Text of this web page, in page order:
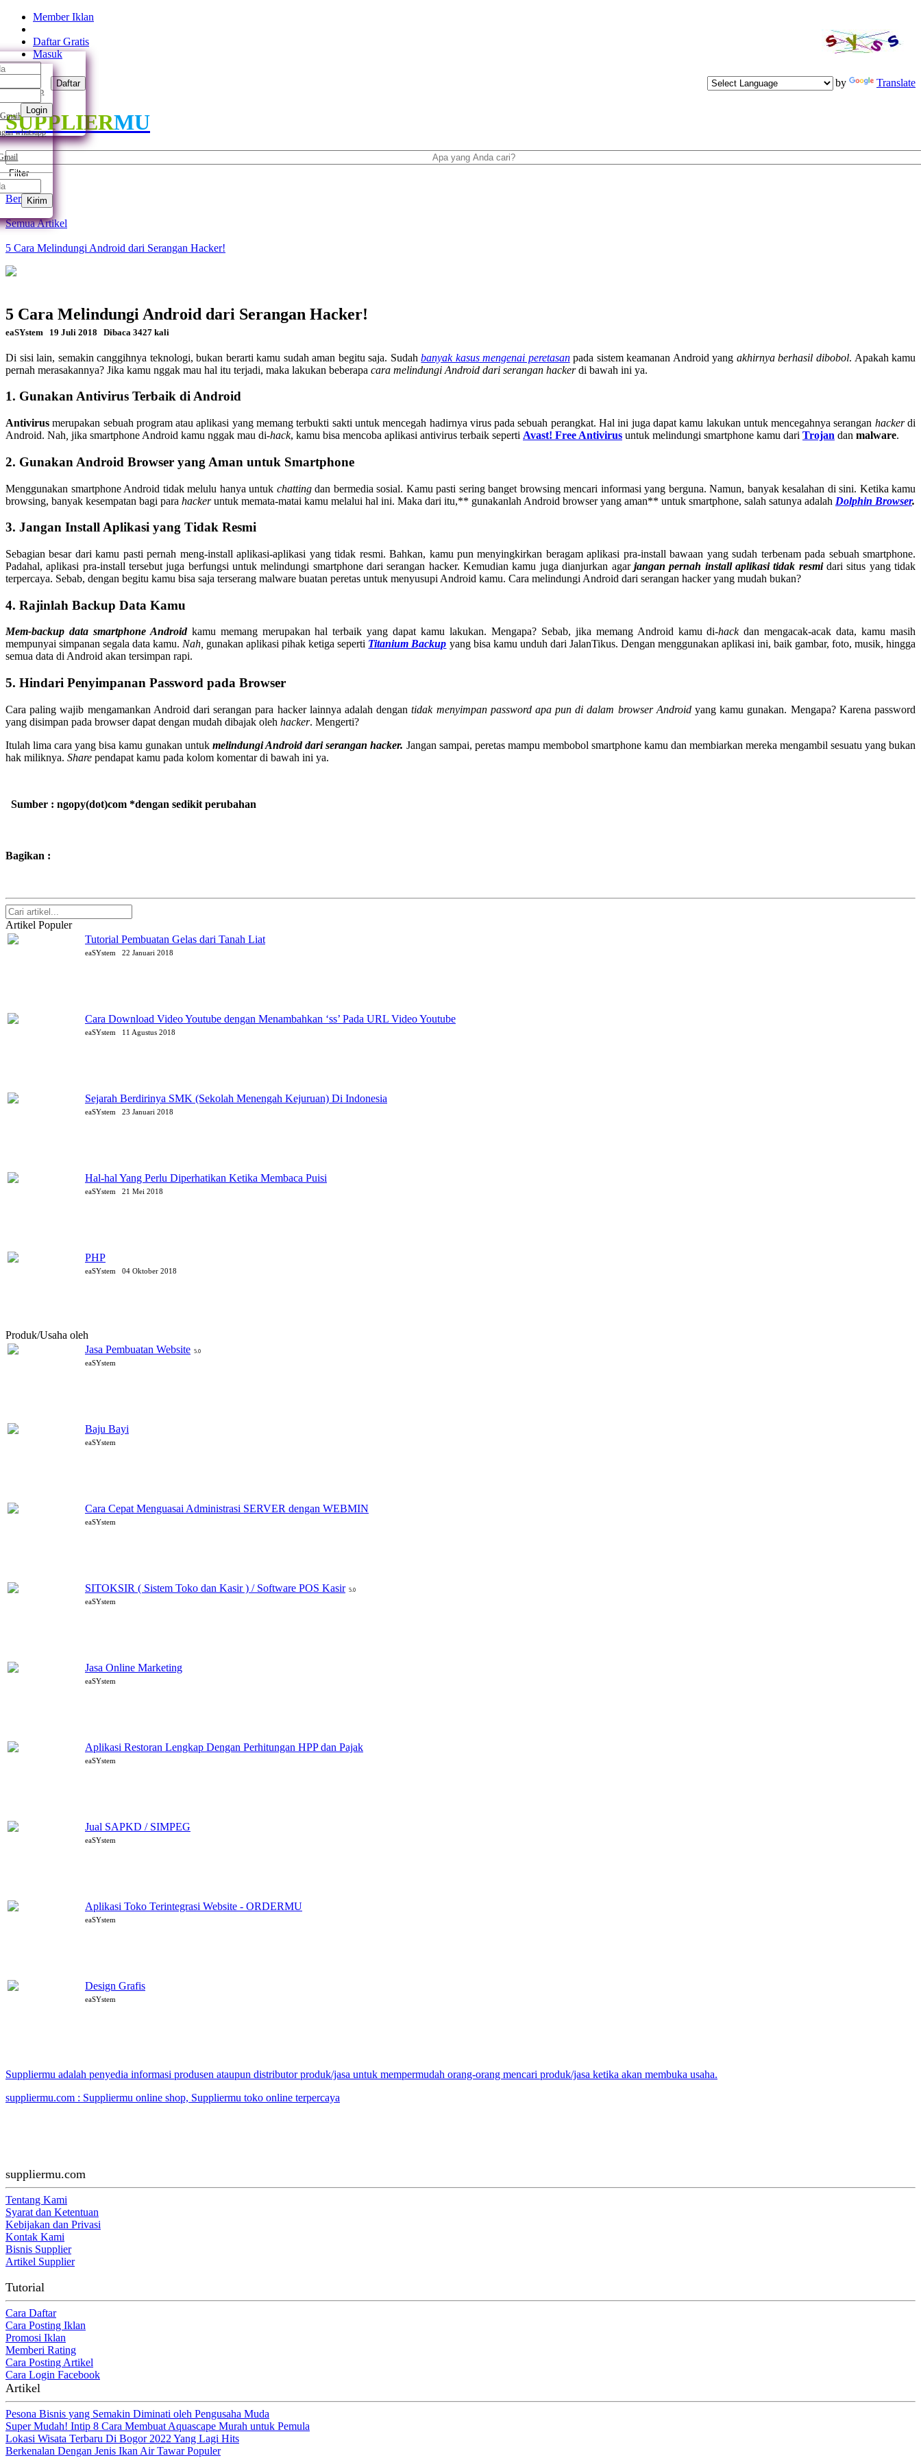
Member Iklan
Daftar Gratis
Daftar
whatsapp
Masuk
Login
whatsapp
Kirim
Powered by Translate
SUPPLIERMU
Filter
Beranda
Semua Artikel
5 Cara Melindungi Android dari Serangan Hacker!
5 Cara Melindungi Android dari Serangan Hacker!
eaSYstem 19 Juli 2018 Dibaca 3427 kali
Di sisi lain, semakin canggihnya teknologi, bukan berarti kamu sudah aman begitu saja. Sudah banyak kasus mengenai peretasan pada sistem keamanan Android yang akhirnya berhasil dibobol. Apakah kamu
pernah merasakannya? Jika kamu nggak mau hal itu terjadi, maka lakukan beberapa cara melindungi Android dari serangan hacker di bawah ini ya.
1. Gunakan Antivirus Terbaik di Android
Antivirus merupakan sebuah program atau aplikasi yang memang terbukti sakti untuk mencegah hadirnya virus pada sebuah perangkat. Hal ini juga dapat kamu lakukan untuk mencegahnya serangan hackerdi
Android. Nah jika smartphone Android kamu nggak mau di-hack, kamu bisa mencoba aplikasi antivirus terbaik seperti Avast! Free Antivirus untuk melindungi smartphone kamu dari Trojan dan malware.
2. Gunakan Android Browser yang Aman untuk Smartphone
Menggunakan smartphone Android tidak melulu hanya untuk chattingdan bermedia sosial. Kamu pasti sering banget browsing mencari informasi yang berguna. Namun, banyak kesalahan di sini. Ketika kamu
browsing, banyak kesempatan bagi para hackeruntuk memata-matai kamu melalui hal ini. Maka dari itu,** gunakanlah Android browser yang aman** untuk smartphone, salah satunya adalah Dolphin Browser.
3. Jangan Install Aplikasi yang Tidak Resmi
Sebagian besar dari kamu pasti pernah meng-install aplikasi-aplikasi yang tidak resmi. Bahkan, kamu pun menyingkirkan beragam aplikasi pra-install bawaan yang sudah terbenam pada sebuah smartphone.
Padahal, aplikasi pra-install tersebut juga berfungsi untuk melindungi smartphone dari serangan hacker. Kemudian kamu juga dianjurkan agar jangan pernah install aplikasi tidak resmi dari situs yang tidak
terpercaya. Sebab, dengan begitu kamu bisa saja terserang malware buatan peretas untuk menyusupi Android kamu. Cara melindungi Android dari serangan hacker yang mudah bukan?
4. Rajinlah Backup Data Kamu
Mem-backup data smartphone Android kamu memang merupakan hal terbaik yang dapat kamu lakukan. Mengapa? Sebab, jika memang Android kamu di-hackdan mengacak-acak data, kamu masih
mempunyai simpanan segala data kamu.Nah, gunakan aplikasi pihak ketiga seperti Titanium Backup yang bisa kamu unduh dari JalanTikus. Dengan menggunakan aplikasi ini, baik gambar, foto, musik, hingga
semua data di Android akan tersimpan rapi.
5. Hindari Penyimpanan Password pada Browser
Cara paling wajib mengamankan Android dari serangan para hacker lainnya adalah dengantidak menyimpan password apa pun di dalam browser Androidyang kamu gunakan. Mengapa? Karena password
yang disimpan pada browser dapat dengan mudah dibajak oleh hacker. Mengerti?
Itulah lima cara yang bisa kamu gunakan untuk melindungi Android dari serangan hacker. Jangan sampai, peretas mampu membobol smartphone kamu dan membiarkan mereka mengambil sesuatu yang bukan
hak miliknya. Share pendapat kamu pada kolom komentar di bawah ini ya.
Sumber : ngopy(dot)com *dengan sedikit perubahan
Bagikan :
Artikel Populer
Tutorial Pembuatan Gelas dari Tanah Liat
eaSYstem 22 Januari 2018
Cara Download Video Youtube dengan Menambahkan ‘ss’ Pada URL Video Youtube
eaSYstem 11 Agustus 2018
Sejarah Berdirinya SMK (Sekolah Menengah Kejuruan) Di Indonesia
eaSYstem 23 Januari 2018
Hal-hal Yang Perlu Diperhatikan Ketika Membaca Puisi
eaSYstem 21 Mei 2018
PHP
eaSYstem 04 Oktober 2018
Produk/Usaha oleh
Jasa Pembuatan Website 5.0
eaSYstem
Baju Bayi
eaSYstem
Cara Cepat Menguasai Administrasi SERVER dengan WEBMIN
eaSYstem
SITOKSIR ( Sistem Toko dan Kasir ) / Software POS Kasir 5.0
eaSYstem
Jasa Online Marketing
eaSYstem
Aplikasi Restoran Lengkap Dengan Perhitungan HPP dan Pajak
eaSYstem
Jual SAPKD / SIMPEG
eaSYstem
Aplikasi Toko Terintegrasi Website - ORDERMU
eaSYstem
Design Grafis
eaSYstem
Suppliermu adalah penyedia informasi produsen ataupun distributor produk/jasa untuk mempermudah orang-orang mencari produk/jasa ketika akan membuka usaha.
suppliermu.com : Suppliermu online shop, Suppliermu toko online terpercaya
suppliermu.com
Tentang Kami
Syarat dan Ketentuan
Kebijakan dan Privasi
Kontak Kami
Bisnis Supplier
Artikel Supplier
Tutorial
Cara Daftar
Cara Posting Iklan
Promosi Iklan
Memberi Rating
Cara Posting Artikel
Cara Login Facebook
Artikel
Pesona Bisnis yang Semakin Diminati oleh Pengusaha Muda
Super Mudah! Intip 8 Cara Membuat Aquascape Murah untuk Pemula
Lokasi Wisata Terbaru Di Bogor 2022 Yang Lagi Hits
Berkenalan Dengan Jenis Ikan Air Tawar Populer